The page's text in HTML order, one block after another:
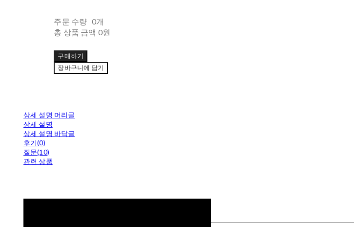
주문 수량 0개
총 상품 금액 0원
구매하기
장바구니에 담기
상세 설명 머리글
상세 설명
상세 설명 바닥글
후기(0)
질문(10)
관련 상품